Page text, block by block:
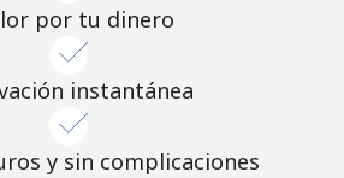
por tu dinero
instantánea
y sin complicaciones